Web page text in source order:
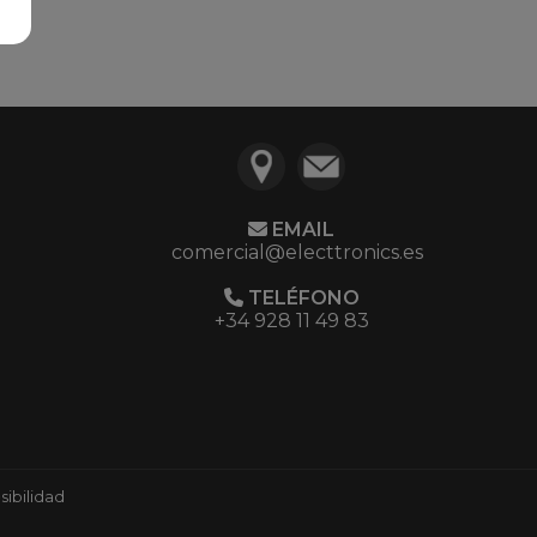
EMAIL
comercial@electtronics.es
TELÉFONO
+34 928 11 49 83